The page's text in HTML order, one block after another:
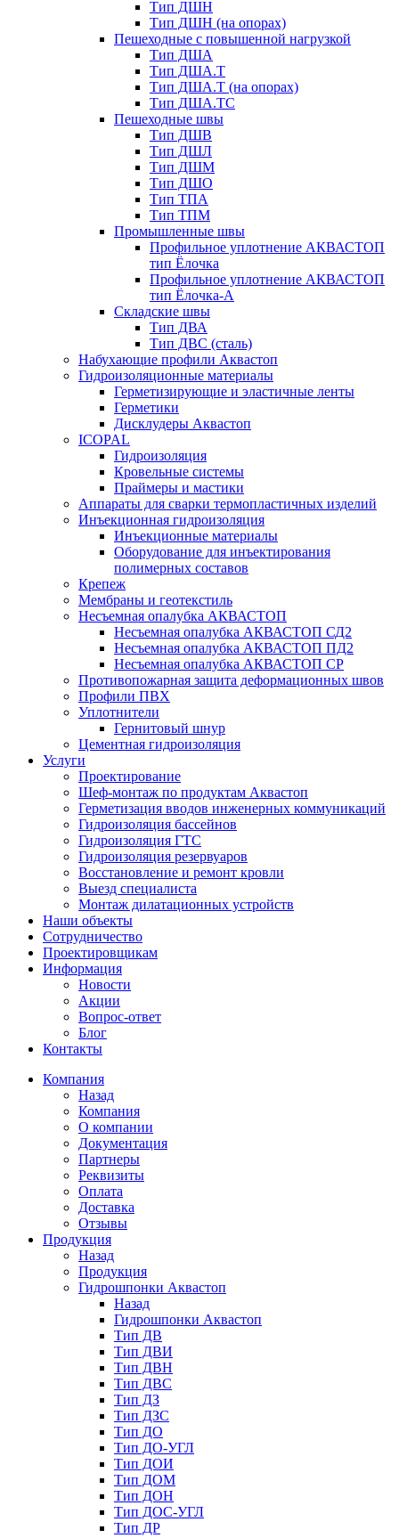
Тип ДШН
Тип ДШН (на опорах)
Пешеходные с повышенной нагрузкой
Тип ДША
Тип ДША.Т
Тип ДША.Т (на опорах)
Тип ДША.ТС
Пешеходные швы
Тип ДШВ
Тип ДШЛ
Тип ДШМ
Тип ДШО
Тип ТПА
Тип ТПМ
Промышленные швы
Профильное уплотнение АКВАСТОП
тип Ёлочка
Профильное уплотнение АКВАСТОП
тип Ёлочка-А
Складские швы
Тип ДВА
Тип ДВС (сталь)
Набухающие профили Аквастоп
Гидроизоляционные материалы
Герметизирующие и эластичные ленты
Герметики
Дисклудеры Аквастоп
ICOPAL
Гидроизоляция
Кровельные системы
Праймеры и мастики
Аппараты для сварки термопластичных изделий
Инъекционная гидроизоляция
Инъекционные материалы
Оборудование для инъектирования
полимерных составов
Крепеж
Мембраны и геотекстиль
Несъемная опалубка АКВАСТОП
Несъемная опалубка АКВАСТОП СД2
Несъемная опалубка АКВАСТОП ПД2
Несъемная опалубка АКВАСТОП СР
Противопожарная защита деформационных швов
Профили ПВХ
Уплотнители
Гернитовый шнур
Цементная гидроизоляция
Услуги
Проектирование
Шеф-монтаж по продуктам Аквастоп
Герметизация вводов инженерных коммуникаций
Гидроизоляция бассейнов
Гидроизоляция ГТС
Гидроизоляция резервуаров
Восстановление и ремонт кровли
Выезд специалиста
Монтаж дилатационных устройств
Наши объекты
Сотрудничество
Проектировщикам
Информация
Новости
Акции
Вопрос-ответ
Блог
Контакты
Компания
Назад
Компания
О компании
Документация
Партнеры
Реквизиты
Оплата
Доставка
Отзывы
Продукция
Назад
Продукция
Гидрошпонки Аквастоп
Назад
Гидрошпонки Аквастоп
Тип ДВ
Тип ДВИ
Тип ДВН
Тип ДВС
Тип ДЗ
Тип ДЗС
Тип ДО
Тип ДО-УГЛ
Тип ДОИ
Тип ДОМ
Тип ДОН
Тип ДОС-УГЛ
Тип ДР